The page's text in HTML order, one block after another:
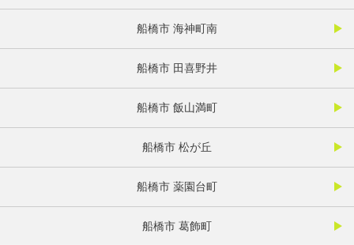
船橋市 海神町南
船橋市 田喜野井
船橋市 飯山満町
船橋市 松が丘
船橋市 薬園台町
船橋市 葛飾町